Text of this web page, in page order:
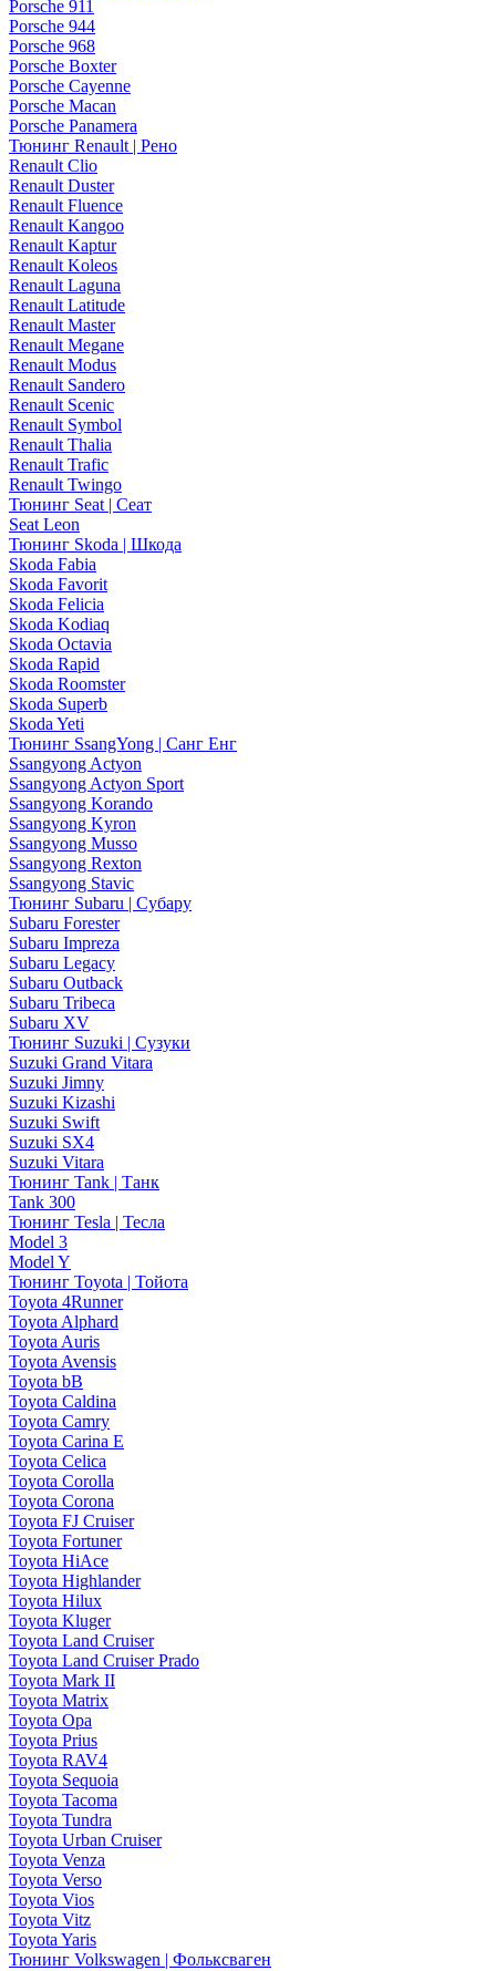
Porsche 911
Porsche 944
Porsche 968
Porsche Boxter
Porsche Cayenne
Porsche Macan
Porsche Panamera
Тюнинг Renault | Рено
Renault Clio
Renault Duster
Renault Fluence
Renault Kangoo
Renault Kaptur
Renault Koleos
Renault Laguna
Renault Latitude
Renault Master
Renault Megane
Renault Modus
Renault Sandero
Renault Scenic
Renault Symbol
Renault Thalia
Renault Trafic
Renault Twingo
Тюнинг Seat | Сеат
Seat Leon
Тюнинг Skoda | Шкода
Skoda Fabia
Skoda Favorit
Skoda Felicia
Skoda Kodiaq
Skoda Octavia
Skoda Rapid
Skoda Roomster
Skoda Superb
Skoda Yeti
Тюнинг SsangYong | Санг Енг
Ssangyong Actyon
Ssangyong Actyon Sport
Ssangyong Korando
Ssangyong Kyron
Ssangyong Musso
Ssangyong Rexton
Ssangyong Stavic
Тюнинг Subaru | Субару
Subaru Forester
Subaru Impreza
Subaru Legacy
Subaru Outback
Subaru Tribeca
Subaru XV
Тюнинг Suzuki | Сузуки
Suzuki Grand Vitara
Suzuki Jimny
Suzuki Kizashi
Suzuki Swift
Suzuki SX4
Suzuki Vitara
Тюнинг Tank | Танк
Tank 300
Тюнинг Tesla | Тесла
Model 3
Model Y
Тюнинг Toyota | Тойота
Toyota 4Runner
Toyota Alphard
Toyota Auris
Toyota Avensis
Toyota bB
Toyota Caldina
Toyota Camry
Toyota Carina E
Toyota Celica
Toyota Corolla
Toyota Corona
Toyota FJ Cruiser
Toyota Fortuner
Toyota HiAce
Toyota Highlander
Toyota Hilux
Toyota Kluger
Toyota Land Cruiser
Toyota Land Cruiser Prado
Toyota Mark II
Toyota Matrix
Toyota Opa
Toyota Prius
Toyota RAV4
Toyota Sequoia
Toyota Tacoma
Toyota Tundra
Toyota Urban Cruiser
Toyota Venza
Toyota Verso
Toyota Vios
Toyota Vitz
Toyota Yaris
Тюнинг Volkswagen | Фольксваген